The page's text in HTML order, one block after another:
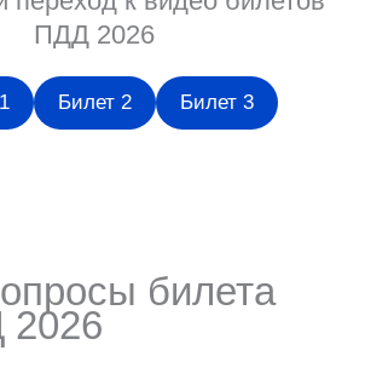
ПДД 2026
Билет 2 Билет 3
билета